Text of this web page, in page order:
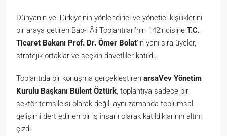
Dünyanın ve Türkiye’nin yönlendirici ve yönetici kişiliklerini
bir araya getiren Bab-ı Âli Toplantıları’nın 142’ncisine T.C.
Ticaret Bakanı Prof. Dr. Ömer Bolat’ın yanı sıra üyeler,
stratejik ortaklar ve seçkin davetliler katıldı.
Toplantıda bir konuşma gerçekleştiren arsaVev Yönetim
Kurulu Başkanı Bülent Öztürk, toplantıya sadece bir
sektör temsilcisi olarak değil, aynı zamanda toplumsal
gelişimi dert edinen bir iş insanı olarak katıldıklarının altını
çizdi.